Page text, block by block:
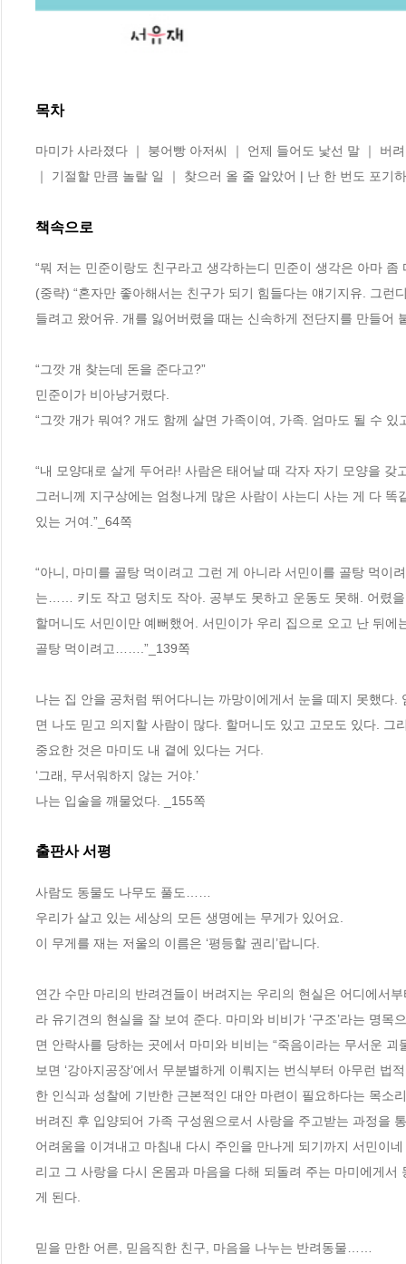
목차
마미가 사라졌다 ｜ 붕어빵 아저씨 ｜ 언제 들어도 낯선 말 ｜ 버
｜ 기절할 만큼 놀랄 일 ｜ 찾으러 올 줄 알았어 | 난 한 번도 포
책속으로
“뭐 저는 민준이랑도 친구라고 생각하는디 민준이 생각은 아마
(중략) “혼자만 좋아해서는 친구가 되기 힘들다는 얘기지유. 그
들려고 왔어유. 개를 잃어버렸을 때는 신속하게 전단지를 만들어
“그깟 개 찾는데 돈을 준다고?”
민준이가 비아냥거렸다.
“그깟 개가 뭐여? 개도 함께 살면 가족이여, 가족. 엄마도 될 수
“내 모양대로 살게 두어라! 사람은 태어날 때 각자 자기 모양을
그러니께 지구상에는 엄청나게 많은 사람이 사는디 사는 게 다
있는 거여.”_64쪽
“아니, 마미를 골탕 먹이려고 그런 게 아니라 서민이를 골탕 먹이
는…… 키도 작고 덩치도 작아. 공부도 못하고 운동도 못해. 어렸
할머니도 서민이만 예뻐했어. 서민이가 우리 집으로 오고 난 뒤
골탕 먹이려고…….”_139쪽
나는 집 안을 공처럼 뛰어다니는 까망이에게서 눈을 떼지 못했다
면 나도 믿고 의지할 사람이 많다. 할머니도 있고 고모도 있다.
중요한 것은 마미도 내 곁에 있다는 거다.
‘그래, 무서워하지 않는 거야.’
나는 입술을 깨물었다. _155쪽
출판사 서평
사람도 동물도 나무도 풀도……
우리가 살고 있는 세상의 모든 생명에는 무게가 있어요.
이 무게를 재는 저울의 이름은 ‘평등할 권리’랍니다.
연간 수만 마리의 반려견들이 버려지는 우리의 현실은 어디에서
라 유기견의 현실을 잘 보여 준다. 마미와 비비가 ‘구조’라는 명
면 안락사를 당하는 곳에서 마미와 비비는 “죽음이라는 무서운
보면 ‘강아지공장’에서 무분별하게 이뤄지는 번식부터 아무런
한 인식과 성찰에 기반한 근본적인 대안 마련이 필요하다는 목소
버려진 후 입양되어 가족 구성원으로서 사랑을 주고받는 과정을
어려움을 이겨내고 마침내 다시 주인을 만나게 되기까지 서민이
리고 그 사랑을 다시 온몸과 마음을 다해 되돌려 주는 마미에게
게 된다.
믿을 만한 어른, 믿음직한 친구, 마음을 나누는 반려동물……